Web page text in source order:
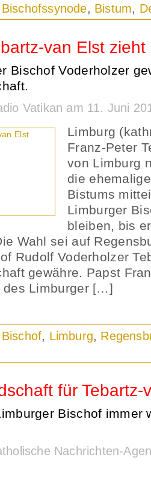
Bischofssynode, Bistum,
van Elst zieht
Bischof Voderholzer
Vatikan am 11. Juni
Limburg
Franz-Peter
von Limburg
die
Bistums
Limburger
bleiben, bis
Wahl sei auf
Rudolf Voderholzer
gewähre. Papst
des Limburger […]
Bischof, Limburg,
für Tebartz-
Bischof immer
Nachrichten-